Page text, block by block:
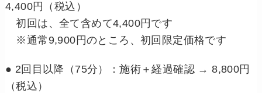
4,400円（税込）
初回は、全て含めて4,400円です
※通常9,900円のところ、初回限定価格です
● 2回目以降（75分）：施術＋経過確認 → 8,800円
（税込）